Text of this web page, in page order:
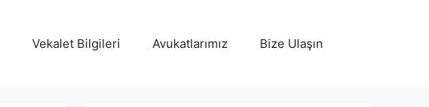
Vekalet Bilgileri Avukatlarımız Bize Ulaşın